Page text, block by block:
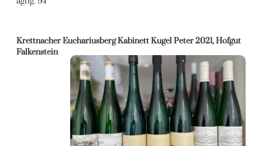
Krettnacher Euchariusberg Kabinett Kugel Peter 2021, Hofgut
Falkenstein